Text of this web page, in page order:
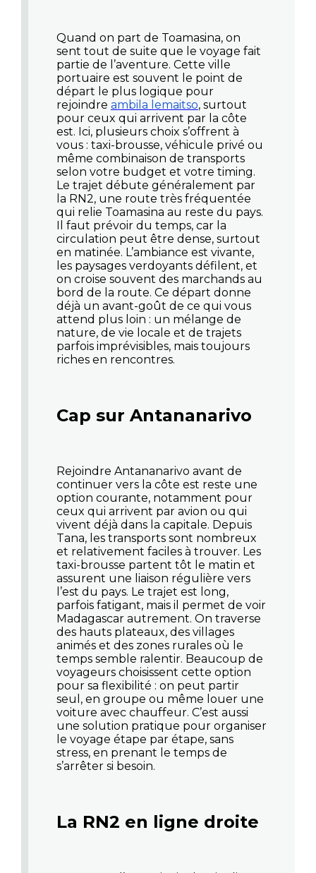
Quand on part de Toamasina, on
sent tout de suite que le voyage fait
partie de l’aventure. Cette ville
portuaire est souvent le point de
départ le plus logique pour
rejoindre ambila lemaitso, surtout
pour ceux qui arrivent par la côte
est. Ici, plusieurs choix s’offrent à
vous : taxi-brousse, véhicule privé ou
même combinaison de transports
selon votre budget et votre timing.
Le trajet débute généralement par
la RN2, une route très fréquentée
qui relie Toamasina au reste du pays.
Il faut prévoir du temps, car la
circulation peut être dense, surtout
en matinée. L’ambiance est vivante,
les paysages verdoyants défilent, et
on croise souvent des marchands au
bord de la route. Ce départ donne
déjà un avant-goût de ce qui vous
attend plus loin : un mélange de
nature, de vie locale et de trajets
parfois imprévisibles, mais toujours
riches en rencontres.
Cap sur Antananarivo
Rejoindre Antananarivo avant de
continuer vers la côte est reste une
option courante, notamment pour
ceux qui arrivent par avion ou qui
vivent déjà dans la capitale. Depuis
Tana, les transports sont nombreux
et relativement faciles à trouver. Les
taxi-brousse partent tôt le matin et
assurent une liaison régulière vers
l’est du pays. Le trajet est long,
parfois fatigant, mais il permet de voir
Madagascar autrement. On traverse
des hauts plateaux, des villages
animés et des zones rurales où le
temps semble ralentir. Beaucoup de
voyageurs choisissent cette option
pour sa flexibilité : on peut partir
seul, en groupe ou même louer une
voiture avec chauffeur. C’est aussi
une solution pratique pour organiser
le voyage étape par étape, sans
stress, en prenant le temps de
s’arrêter si besoin.
La RN2 en ligne droite